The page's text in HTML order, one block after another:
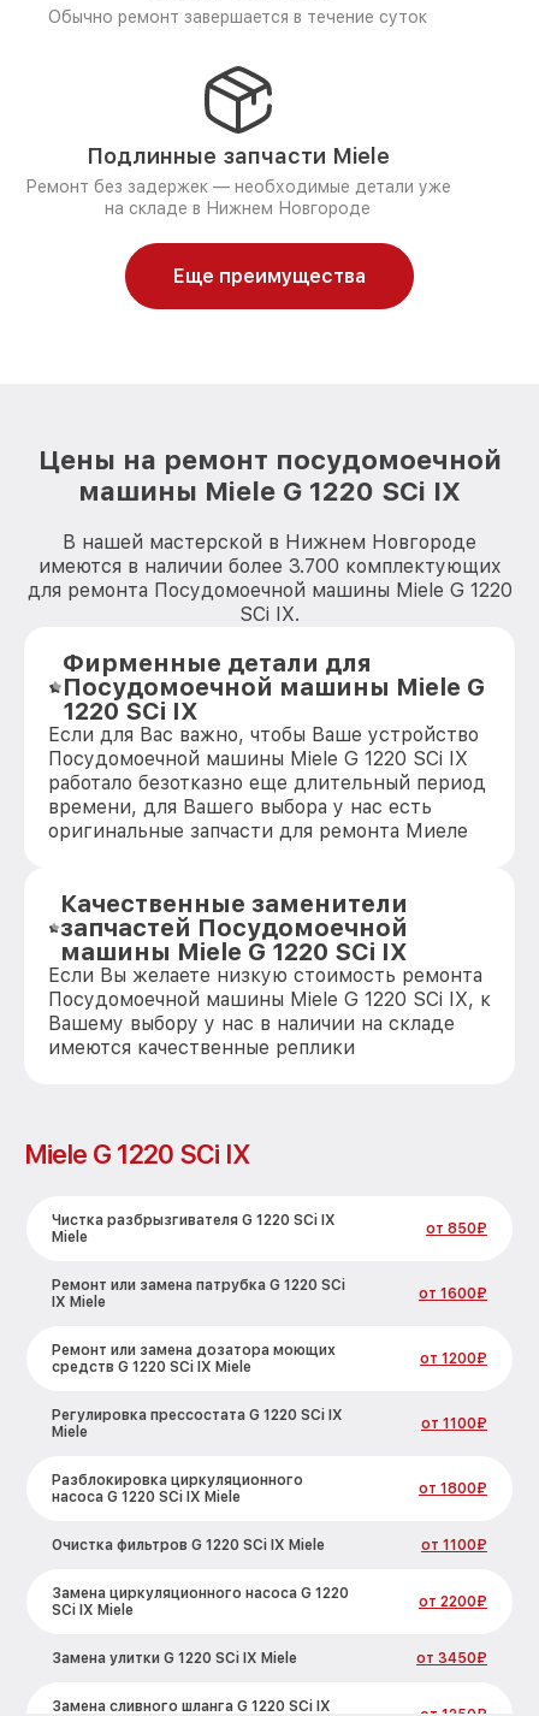
Обычно ремонт завершается в течение суток
Подлинные запчасти Miele
Ремонт без задержек — необходимые детали уже
на складе в Нижнем Новгороде
Еще преимущества
Цены на ремонт посудомоечной
машины Miele G 1220 SCi IX
В нашей мастерской в Нижнем Новгороде
имеются в наличии более 3.700 комплектующих
для ремонта Посудомоечной машины Miele G 1220
SCi IX.
Фирменные детали для
Посудомоечной машины Miele G
1220 SCi IX
Если для Вас важно, чтобы Ваше устройство
Посудомоечной машины Miele G 1220 SCi IX
работало безотказно еще длительный период
времени, для Вашего выбора у нас есть
оригинальные запчасти для ремонта Миеле
Качественные заменители
запчастей Посудомоечной
машины Miele G 1220 SCi IX
Если Вы желаете низкую стоимость ремонта
Посудомоечной машины Miele G 1220 SCi IX, к
Вашему выбору у нас в наличии на складе
имеются качественные реплики
Miele G 1220 SCi IX
Чистка разбрызгивателя G 1220 SCi IX
Miele
от 850₽
Ремонт или замена патрубка G 1220 SCi
IX Miele
от 1600₽
Ремонт или замена дозатора моющих
средств G 1220 SCi IX Miele
от 1200₽
Регулировка прессостата G 1220 SCi IX
Miele
от 1100₽
Разблокировка циркуляционного
насоса G 1220 SCi IX Miele
от 1800₽
Очистка фильтров G 1220 SCi IX Miele от 1100₽
Замена циркуляционного насоса G 1220
SCi IX Miele
от 2200₽
Замена улитки G 1220 SCi IX Miele от 3450₽
Замена сливного шланга G 1220 SCi IX